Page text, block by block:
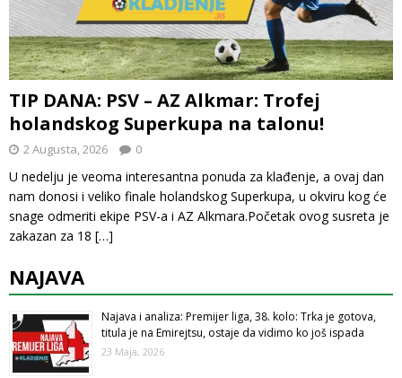
TIP DANA: PSV – AZ Alkmar: Trofej
holandskog Superkupa na talonu!
2 Augusta, 2026 0
U nedelju je veoma interesantna ponuda za klađenje, a ovaj dan
nam donosi i veliko finale holandskog Superkupa, u okviru kog će
snage odmeriti ekipe PSV-a i AZ Alkmara.Početak ovog susreta je
zakazan za 18 […]
NAJAVA
Najava i analiza: Premijer liga, 38. kolo: Trka je gotova,
titula je na Emirejtsu, ostaje da vidimo ko još ispada
23 Maja, 2026